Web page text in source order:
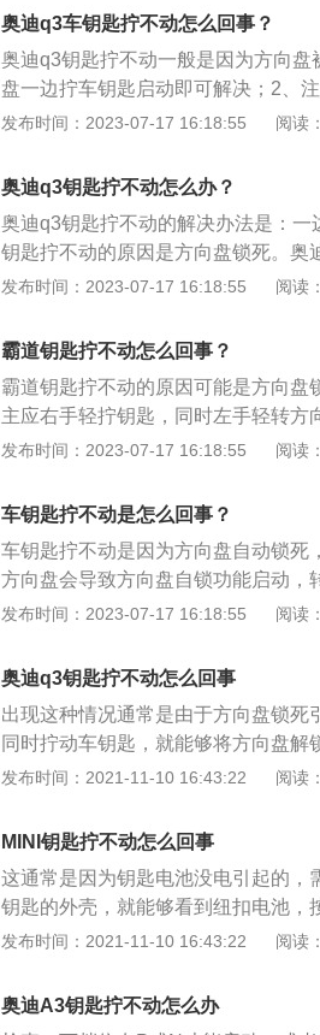
才有反应，那么就说明，车钥匙即将
表盘上会直接显示遥控钥匙剩余电量
奥迪q3车钥匙拧不动怎么回事？
奥迪q3钥匙拧不动一般是因为方向
盘一边拧车钥匙启动即可解决；2、
钥匙可以稍微用点力，但是注意不要
时汽车的安全防盗系统会认为车辆这
盘，防止车辆被盗。
发布时间：2023-07-17 16:18:55 阅读
奥迪q3钥匙拧不动怎么办？
奥迪q3钥匙拧不动的解决办法是：一
钥匙拧不动的原因是方向盘锁死。奥
m、高1616mm，轴距为2680mm，
转，其驱动方式是前置前驱，前悬架
力梁式非独立悬架。
发布时间：2023-07-17 16:18:55 阅读
霸道钥匙拧不动怎么回事？
霸道钥匙拧不动的原因可能是方向
主应右手轻拧钥匙，同时左手轻转方
动。汽车钥匙是开关汽车的工具，现
动机提供强劲输出功率及扭矩，配以
的旅途也会变得舒适顺畅。
发布时间：2023-07-17 16:18:55 阅读
车钥匙拧不动是怎么回事？
车钥匙拧不动是因为方向盘自动锁死
方向盘会导致方向盘自锁功能启动，
动了，再插进钥匙时用力拧也拧不动
方向盘就会自动落锁。随着对防盗安
锁止构造，也就是说盗贼进入车内
即便发动车也只能原地转圈。
发布时间：2023-07-17 16:18:55 阅读
奥迪q3钥匙拧不动怎么回事
出现这种情况通常是由于方向盘锁死
同时拧动车钥匙，就能够将方向盘
时候需要一点力度，但也不要过度，
动方向盘的话，汽车电脑就会认为汽
能，就是将方向盘锁死。奥迪Q3是
一种是1.4T直列4缸涡轮增压发动机
0KW，最大扭矩是250牛·米。一种
匹配的是7挡双离合变速箱，最大功
发布时间：2021-11-10 16:43:22 阅读
MINI钥匙拧不动怎么回事
这通常是因为钥匙电池没电引起的，
钥匙的外壳，就能够看到纽扣电池，
态下使用寿命是三年左右。MINI是宝
E、MINIPACEMAN等。当汽车钥匙
车钥匙遥控距离变短，比如之前距
发布时间：2021-11-10 16:43:22 阅读
奥迪A3钥匙拧不动怎么办